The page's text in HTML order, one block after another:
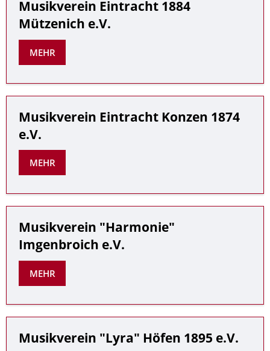
Musikverein Eintracht 1884
Mützenich e.V.
MEHR
Musikverein Eintracht Konzen 1874
e.V.
MEHR
Musikverein "Harmonie"
Imgenbroich e.V.
MEHR
Musikverein "Lyra" Höfen 1895 e.V.